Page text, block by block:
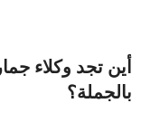
أين تجد وكلاء
بالجملة؟